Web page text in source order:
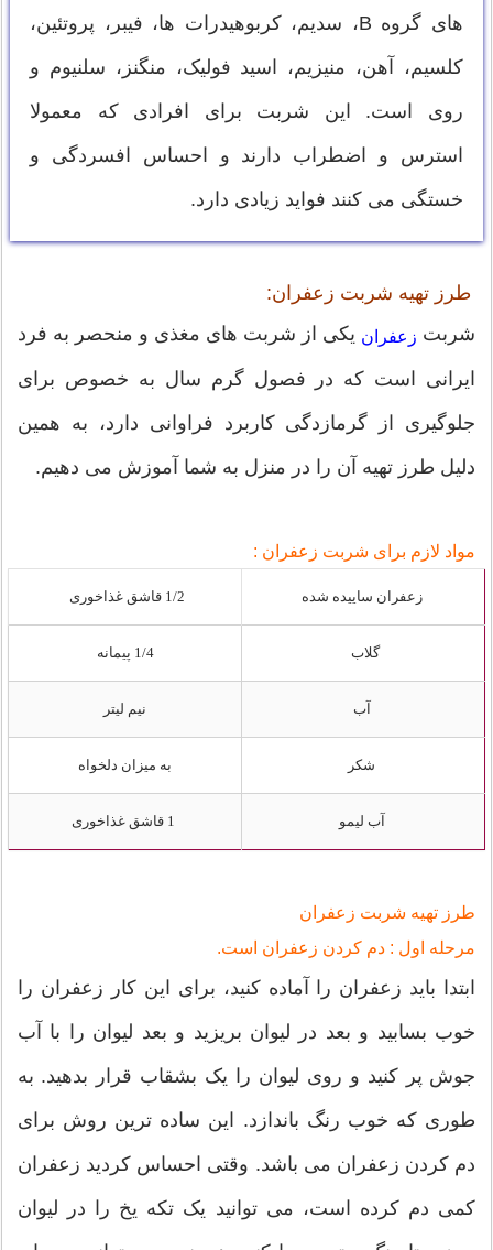
های گروه B، سدیم، کربوهیدرات ها، فیبر، پروتئین،
کلسیم، آهن، منیزیم، اسید فولیک، منگنز، سلنیوم و
روی است. این شربت برای افرادی که معمولا
استرس و اضطراب دارند و احساس افسردگی و
خستگی می کنند فواید زیادی دارد.
طرز تهیه شربت زعفران:
شربت زعفران یکی از شربت های مغذی و منحصر به فرد
ایرانی است که در فصول گرم سال به خصوص برای
جلوگیری از گرمازدگی کاربرد فراوانی دارد، به همین
دلیل طرز تهیه آن را در منزل به شما آموزش می دهیم.
مواد لازم برای شربت زعفران :
زعفران ساییده شده 1/2 قاشق غذاخوری
گلاب 1/4 پیمانه
آب نیم لیتر
شکر به میزان دلخواه
آب لیمو
طرز تهیه شربت زعفران
مرحله اول : دم کردن زعفران است.
ابتدا باید زعفران را آماده کنید، برای این کار زعفران را
خوب بسابید و بعد در لیوان بریزید و بعد لیوان را با آب
جوش پر کنید و روی لیوان را یک بشقاب قرار بدهید. به
طوری که خوب رنگ باندازد. این ساده ترین روش برای
دم کردن زعفران می باشد. وقتی احساس کردید زعفران
کمی دم کرده است، می توانید یک تکه یخ را در لیوان